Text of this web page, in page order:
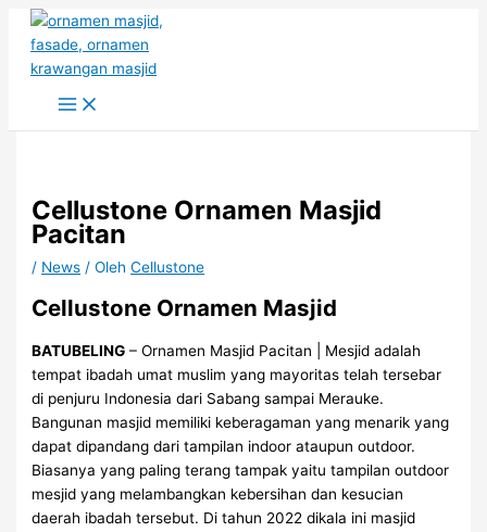
Lewati
Cellustone Ornamen Masjid
Pacitan
/ News / OlehCellustone
Cellustone Ornamen Masjid
BATUBELING – Ornamen Masjid Pacitan | Mesjid adalah
tempat ibadah umat muslim yang mayoritas telah tersebar
di penjuru Indonesia dari Sabang sampai Merauke.
Bangunan masjid memiliki keberagaman yang menarik yang
dapat dipandang dari tampilan indoor ataupun outdoor.
Biasanya yang paling terang tampak yaitu tampilan outdoor
mesjid yang melambangkan kebersihan dan kesucian
daerah ibadah tersebut. Di tahun 2022 dikala ini masjid